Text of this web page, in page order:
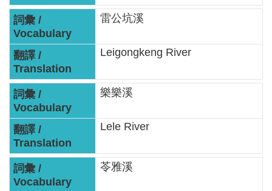
屬
網
站
政
府
網
站
資
料
開
放
雷公坑溪
Leigongkeng River
樂樂溪
Lele River
苓雅溪